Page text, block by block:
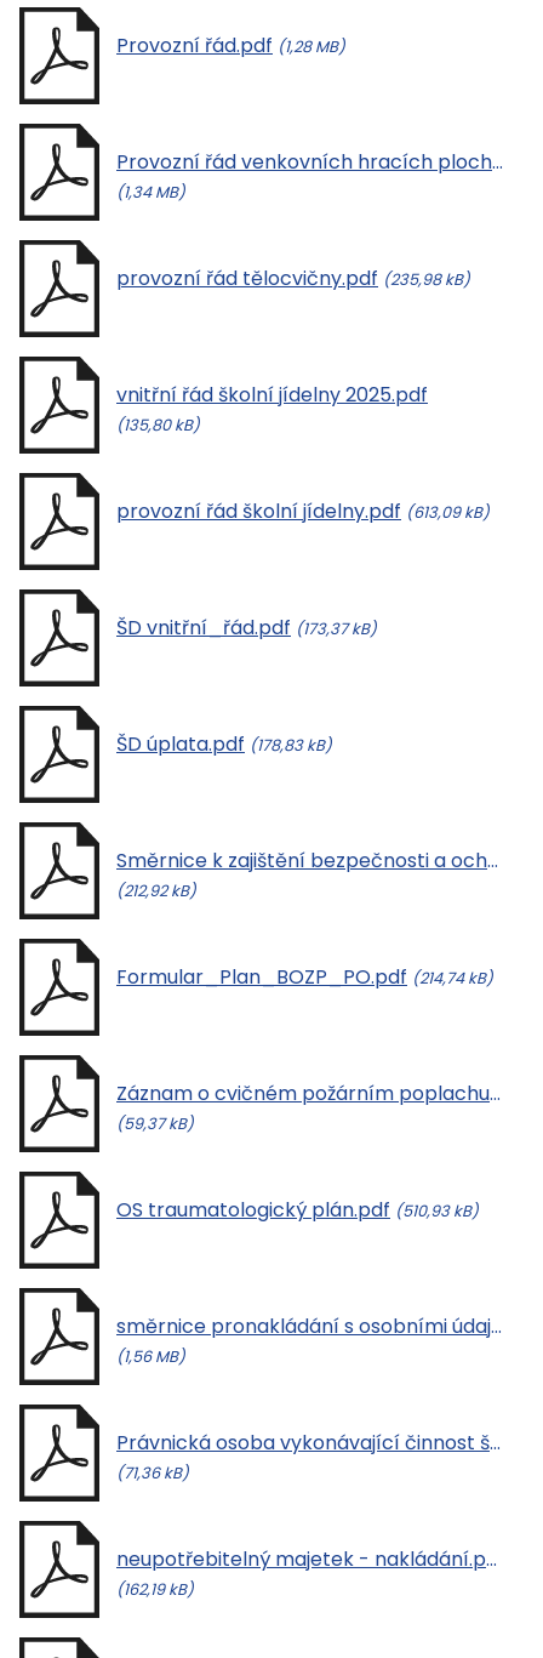
Provozní řád.pdf (1,28 MB)
Provozní řád venkovních hracích ploch.pdf
(1,34 MB)
provozní řád tělocvičny.pdf (235,98 kB)
vnitřní řád školní jídelny 2025.pdf
(135,80 kB)
provozní řád školní jídelny.pdf (613,09 kB)
ŠD vnitřní_řád.pdf (173,37 kB)
ŠD úplata.pdf (178,83 kB)
Směrnice k zajištění bezpečnosti a ochrany zdraví žáků školy.pdf
(212,92 kB)
Formular_Plan_BOZP_PO.pdf (214,74 kB)
Záznam o cvičném požárním poplachu a evakuaci.pdf
(59,37 kB)
OS traumatologický plán.pdf (510,93 kB)
směrnice pronakládání s osobními údaji.pdf
(1,56 MB)
Právnická osoba vykonávající činnost škol a školských zařízení - zápis do školského rejstříku.pdf
(71,36 kB)
neupotřebitelný majetek - nakládání.pdf
(162,19 kB)